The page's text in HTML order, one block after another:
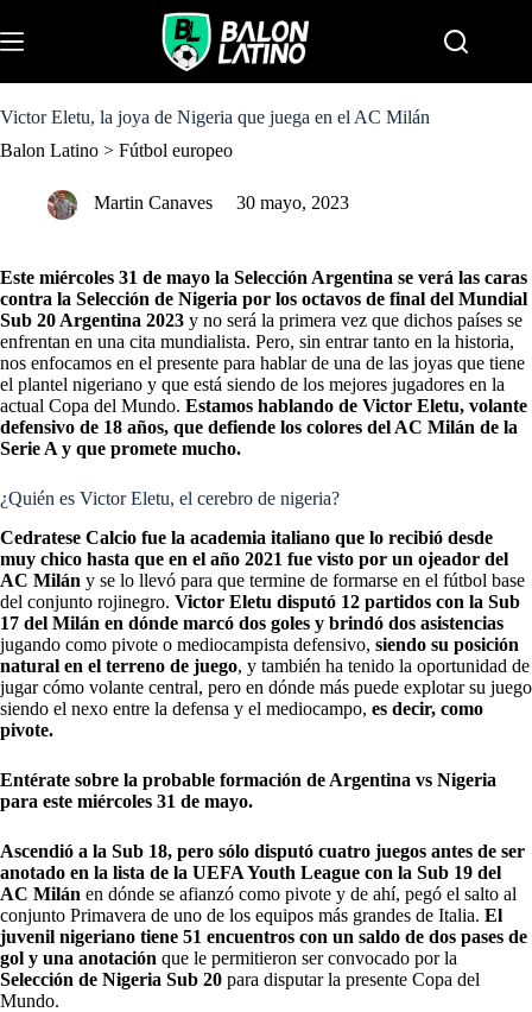
k
i
o
o
Victor Eletu, la joya de Nigeria que juega en el AC Milán
Balon Latino > Fútbol europeo
Martin Canaves 30 mayo, 2023
Este miércoles 31 de mayo la Selección Argentina se verá las caras
contra la Selección de Nigeria por los octavos de final del Mundial
Sub 20 Argentina 2023 y no será la primera vez que dichos países se
enfrentan en una cita mundialista. Pero, sin entrar tanto en la historia,
nos enfocamos en el presente para hablar de una de las joyas que tiene
el plantel nigeriano y que está siendo de los mejores jugadores en la
actual Copa del Mundo. Estamos hablando de Victor Eletu, volante
defensivo de 18 años, que defiende los colores del AC Milán de la
Serie A y que promete mucho.
¿Quién es Victor Eletu, el cerebro de nigeria?
Cedratese Calcio fue la academia italiano que lo recibió desde
muy chico hasta que en el año 2021 fue visto por un ojeador del
AC Milán y se lo llevó para que termine de formarse en el fútbol base
del conjunto rojinegro. Victor Eletu disputó 12 partidos con la Sub
17 del Milán en dónde marcó dos goles y brindó dos asistencias
jugando como pivote o mediocampista defensivo, siendo su posición
natural en el terreno de juego, y también ha tenido la oportunidad de
jugar cómo volante central, pero en dónde más puede explotar su juego
siendo el nexo entre la defensa y el mediocampo, es decir, como
pivote.
Entérate sobre la probable formación de Argentina vs Nigeria
para este miércoles 31 de mayo.
Ascendió a la Sub 18, pero sólo disputó cuatro juegos antes de ser
anotado en la lista de la UEFA Youth League con la Sub 19 del
AC Milán en dónde se afianzó como pivote y de ahí, pegó el salto al
conjunto Primavera de uno de los equipos más grandes de Italia. El
juvenil nigeriano tiene 51 encuentros con un saldo de dos pases de
gol y una anotación que le permitieron ser convocado por la
Selección de Nigeria Sub 20 para disputar la presente Copa del
Mundo.